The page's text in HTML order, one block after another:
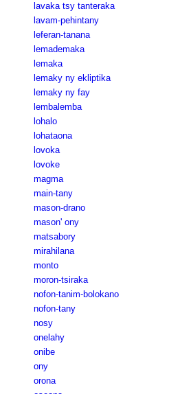
lavaka tsy tanteraka
lavam-pehintany
leferan-tanana
lemademaka
lemaka
lemaky ny ekliptika
lemaky ny fay
lembalemba
lohalo
lohataona
lovoka
lovoke
magma
main-tany
mason-drano
mason' ony
matsabory
mirahilana
monto
moron-tsiraka
nofon-tanim-bolokano
nofon-tany
nosy
onelahy
onibe
ony
orona